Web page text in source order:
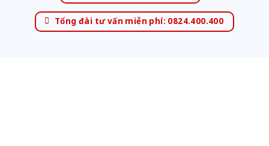
Tổng đài tư vấn miễn phí: 0824.400.400